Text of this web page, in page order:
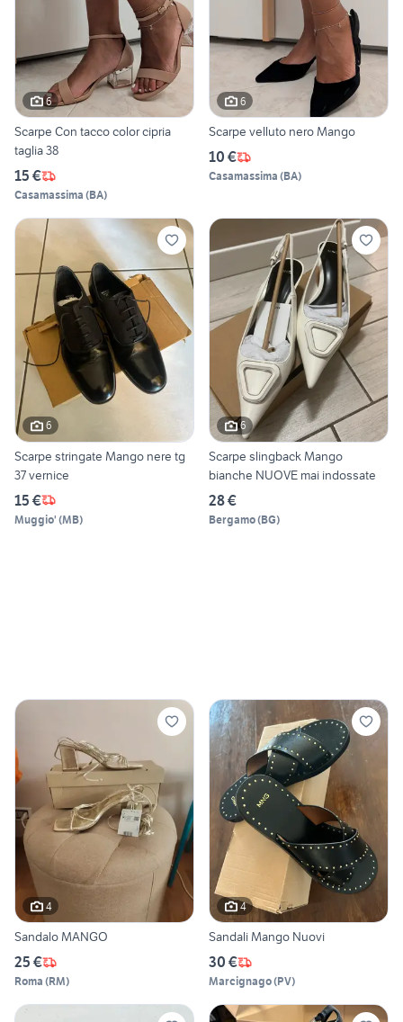
6
Scarpe Con tacco color cipria
taglia 38
15 €
Casamassima (BA)
6
Scarpe velluto nero Mango
10 €
Casamassima (BA)
6
Scarpe stringate Mango nere tg
37 vernice
15 €
Muggio' (MB)
6
Scarpe slingback Mango
bianche NUOVE mai indossate
28 €
Bergamo(BG)
4
Sandalo MANGO
25 €
Roma (RM)
4
Sandali Mango Nuovi
30 €
Marcignago(PV)